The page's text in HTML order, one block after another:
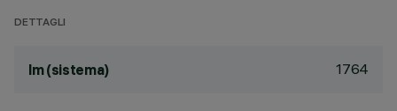
DETTAGLI
lm (sistema) 1764